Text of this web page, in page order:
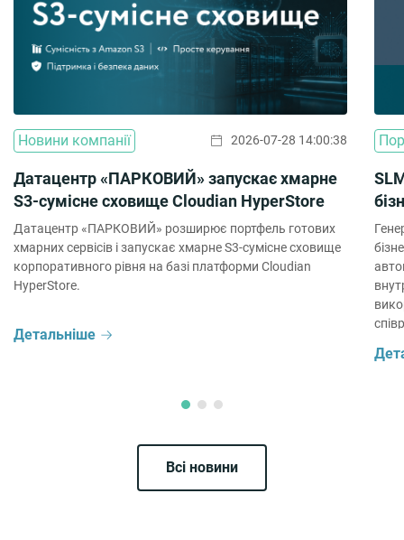
Новини компанії 2026-07-28 14:00:38
Датацентр «ПАРКОВИЙ» запускає хмарне
S3-сумісне сховище Cloudian HyperStore
Датацентр «ПАРКОВИЙ» розширює портфель готових
хмарних сервісів і запускає хмарне S3-сумісне сховище
корпоративного рівня на базі платформи Cloudian
HyperStore.
Детальніше
Всі новини